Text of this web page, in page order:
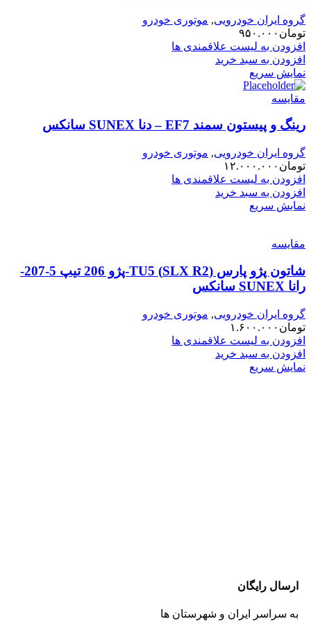
گروه ایران خودرویی, موتوری خودرو
تومان ۹۵۰.۰۰۰
افزودن به لیست علاقمندی ها
افزودن به سبد خرید
نمایش سریع
مقایسه
رینگ و پیستون سمند EF7 – دنا SUNEX سانکس
گروه ایران خودرویی, موتوری خودرو
تومان ۱۲.۰۰۰.۰۰۰
افزودن به لیست علاقمندی ها
افزودن به سبد خرید
نمایش سریع
مقایسه
شاتون پژو پارس (SLX R2) TU5-پژو 206 تیپ 5-207-
رانا SUNEX سانکس
گروه ایران خودرویی, موتوری خودرو
تومان ۱.۶۰۰.۰۰۰
افزودن به لیست علاقمندی ها
افزودن به سبد خرید
نمایش سریع
ارسال رایگان
به سراسر ایران و شهرستان ها